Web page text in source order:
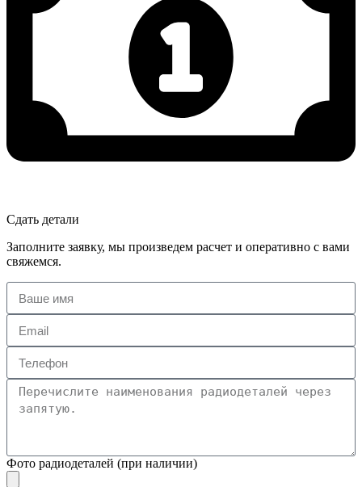
Сдать детали
Заполните заявку, мы произведем расчет и оперативно с вами
свяжемся.
Фото радиодеталей (при наличии)